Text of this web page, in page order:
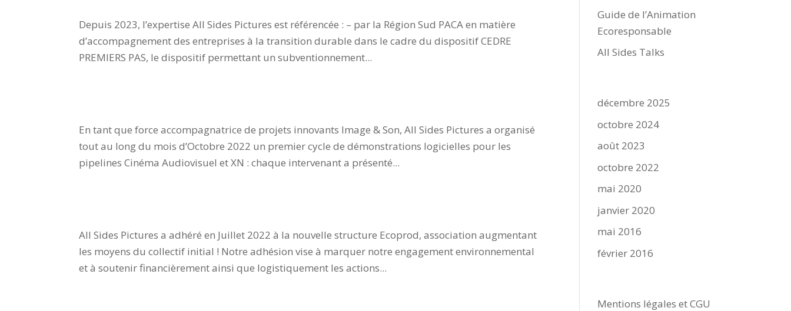
Depuis 2023, l’expertise All Sides Pictures est référencée : – par la Région Sud PACA en matière
d’accompagnement des entreprises à la transition durable dans le cadre du dispositif CEDRE
PREMIERS PAS, le dispositif permettant un subventionnement...
En tant que force accompagnatrice de projets innovants Image & Son, All Sides Pictures a organisé
tout au long du mois d’Octobre 2022 un premier cycle de démonstrations logicielles pour les
pipelines Cinéma Audiovisuel et XN : chaque intervenant a présenté...
All Sides Pictures a adhéré en Juillet 2022 à la nouvelle structure Ecoprod, association augmentant
les moyens du collectif initial ! Notre adhésion vise à marquer notre engagement environnemental
et à soutenir financièrement ainsi que logistiquement les actions...
Guide de l’Animation
Ecoresponsable
All Sides Talks
décembre 2025
octobre 2024
août 2023
octobre 2022
mai 2020
janvier 2020
mai 2016
février 2016
Mentions légales et CGU